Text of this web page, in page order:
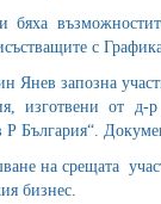
бяха
с
Янев запозна
изготвени от д-
Р България“.
на срещата
бизнес.